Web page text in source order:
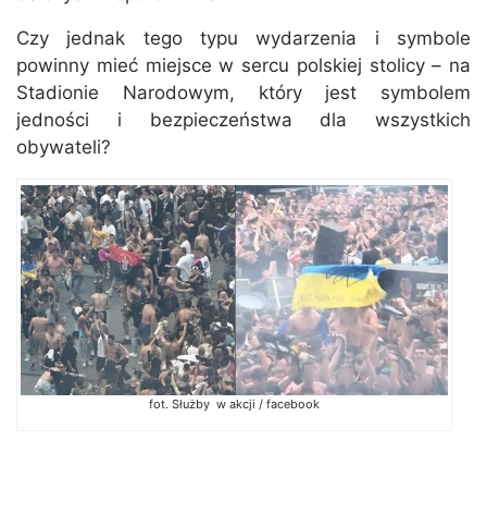
Czy jednak tego typu wydarzenia i symbole
powinny mieć miejsce w sercu polskiej stolicy – na
Stadionie Narodowym, który jest symbolem
jedności i bezpieczeństwa dla wszystkich
obywateli?
fot. Służby w akcji / facebook